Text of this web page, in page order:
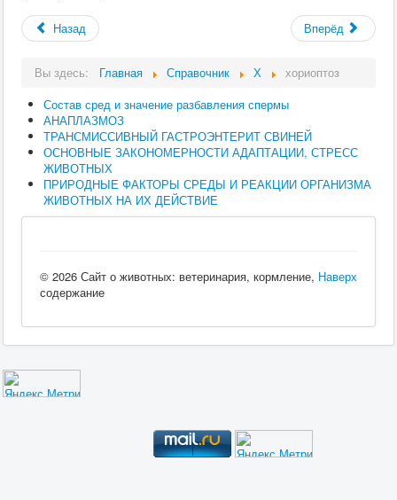
Назад Вперёд
Вы здесь: Главная Справочник Х
хориоптоз
Состав сред и значение разбавления спермы
АНАПЛАЗМОЗ
ТРАНСМИССИВНЫЙ ГАСТРОЭНТЕРИТ СВИНЕЙ
ОСНОВНЫЕ ЗАКОНОМЕРНОСТИ АДАПТАЦИИ, СТРЕСС
ЖИВОТНЫХ
ПРИРОДНЫЕ ФАКТОРЫ СРЕДЫ И РЕАКЦИИ ОРГАНИЗМА
ЖИВОТНЫХ НА ИХ ДЕЙСТВИЕ
Наверх
© 2026 Сайт о животных: ветеринария, кормление,
содержание